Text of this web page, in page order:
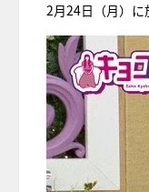
2月24日（月）に